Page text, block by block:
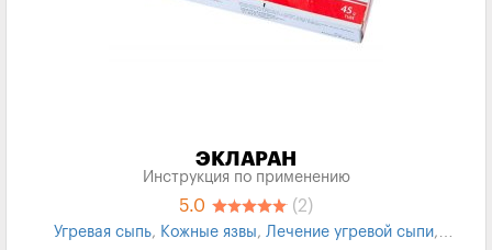
ЭКЛАРАН
Инструкция по применению
5.0 (2)
Угревая сыпь, Кожные язвы, Лечение угревой сыпи,